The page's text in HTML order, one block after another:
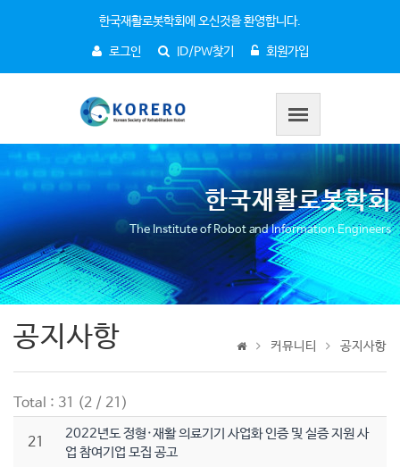
한국재활로봇학회에 오신것을 환영합니다.
로그인 ID/PW찾기 회원가입
한국재활로봇학회
The Institute of Robot and Information Engineers
공지사항 커뮤니티 공지사항
Total : 31 (2 / 21)
21
2022년도 정형·재활 의료기기 사업화 인증 및 실증 지원 사
업 참여기업 모집 공고